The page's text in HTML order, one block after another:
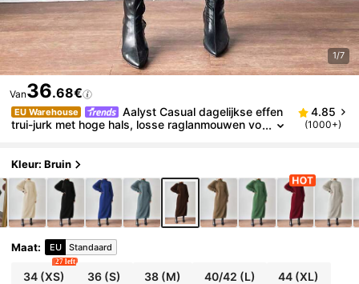
1/7
Van36.68€
EU Warehouse
Aalyst Casual dagelijkse effen
trui-jurk met hoge hals, losse raglanmouwen vo
4.85
(1000+)
Kleur: Bruin
Maat: EU Standaard
34(XS)
27 left
36 (S) 38(M) 40/42 (L) 44 (XL)